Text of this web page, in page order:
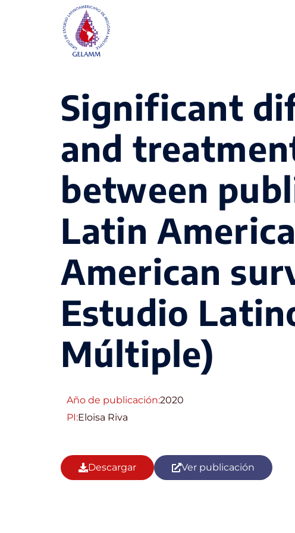
Significant
and
between
Latin
American
Estudio
Múltiple)
Año de publicación:2020
PI:Eloisa Riva
Descargar Ver publicación